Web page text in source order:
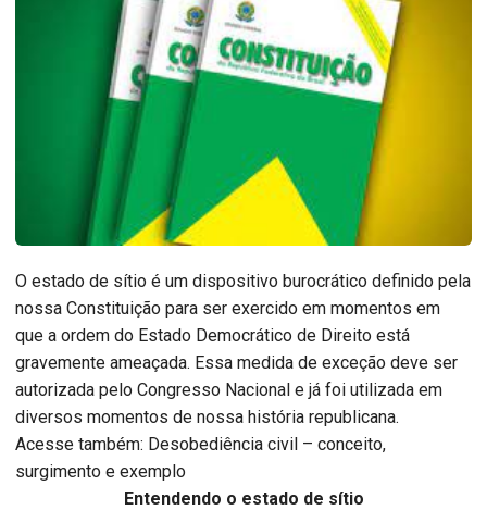
O estado de sítio é um dispositivo burocrático definido pela
nossa Constituição para ser exercido em momentos em
que a ordem do Estado Democrático de Direito está
gravemente ameaçada. Essa medida de exceção deve ser
autorizada pelo Congresso Nacional e já foi utilizada em
diversos momentos de nossa história republicana.
Acesse também: Desobediência civil – conceito,
surgimento e exemplo
Entendendo o estado de sítio